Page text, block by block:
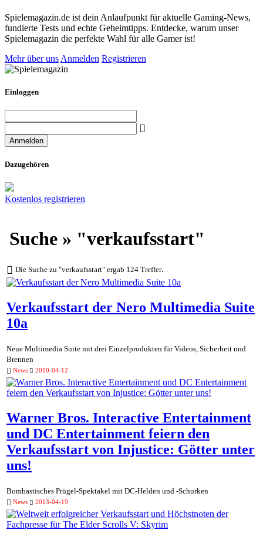
Spielemagazin.de ist dein Anlaufpunkt für aktuelle Gaming-News,
fundierte Tests und echte Geheimtipps. Entdecke, warum unser
Spielemagazin die perfekte Wahl für alle Gamer ist!
Mehr über uns Anmelden Registrieren
Einloggen
Dazugehören
Kostenlos registrieren
Suche » "verkaufsstart"
Die Suche zu "verkaufsstart" ergab 124 Treffer.
Verkaufsstart der Nero Multimedia Suite
10a
Neue Multimedia Suite mit drei Einzelprodukten für Videos, Sicherheit und
Brennen
News 2010-04-12
Warner Bros. Interactive Entertainment
und DC Entertainment feiern den
Verkaufsstart von Injustice: Götter unter
uns!
Bombastisches Prügel-Spektakel mit DC-Helden und -Schurken
News 2013-04-19